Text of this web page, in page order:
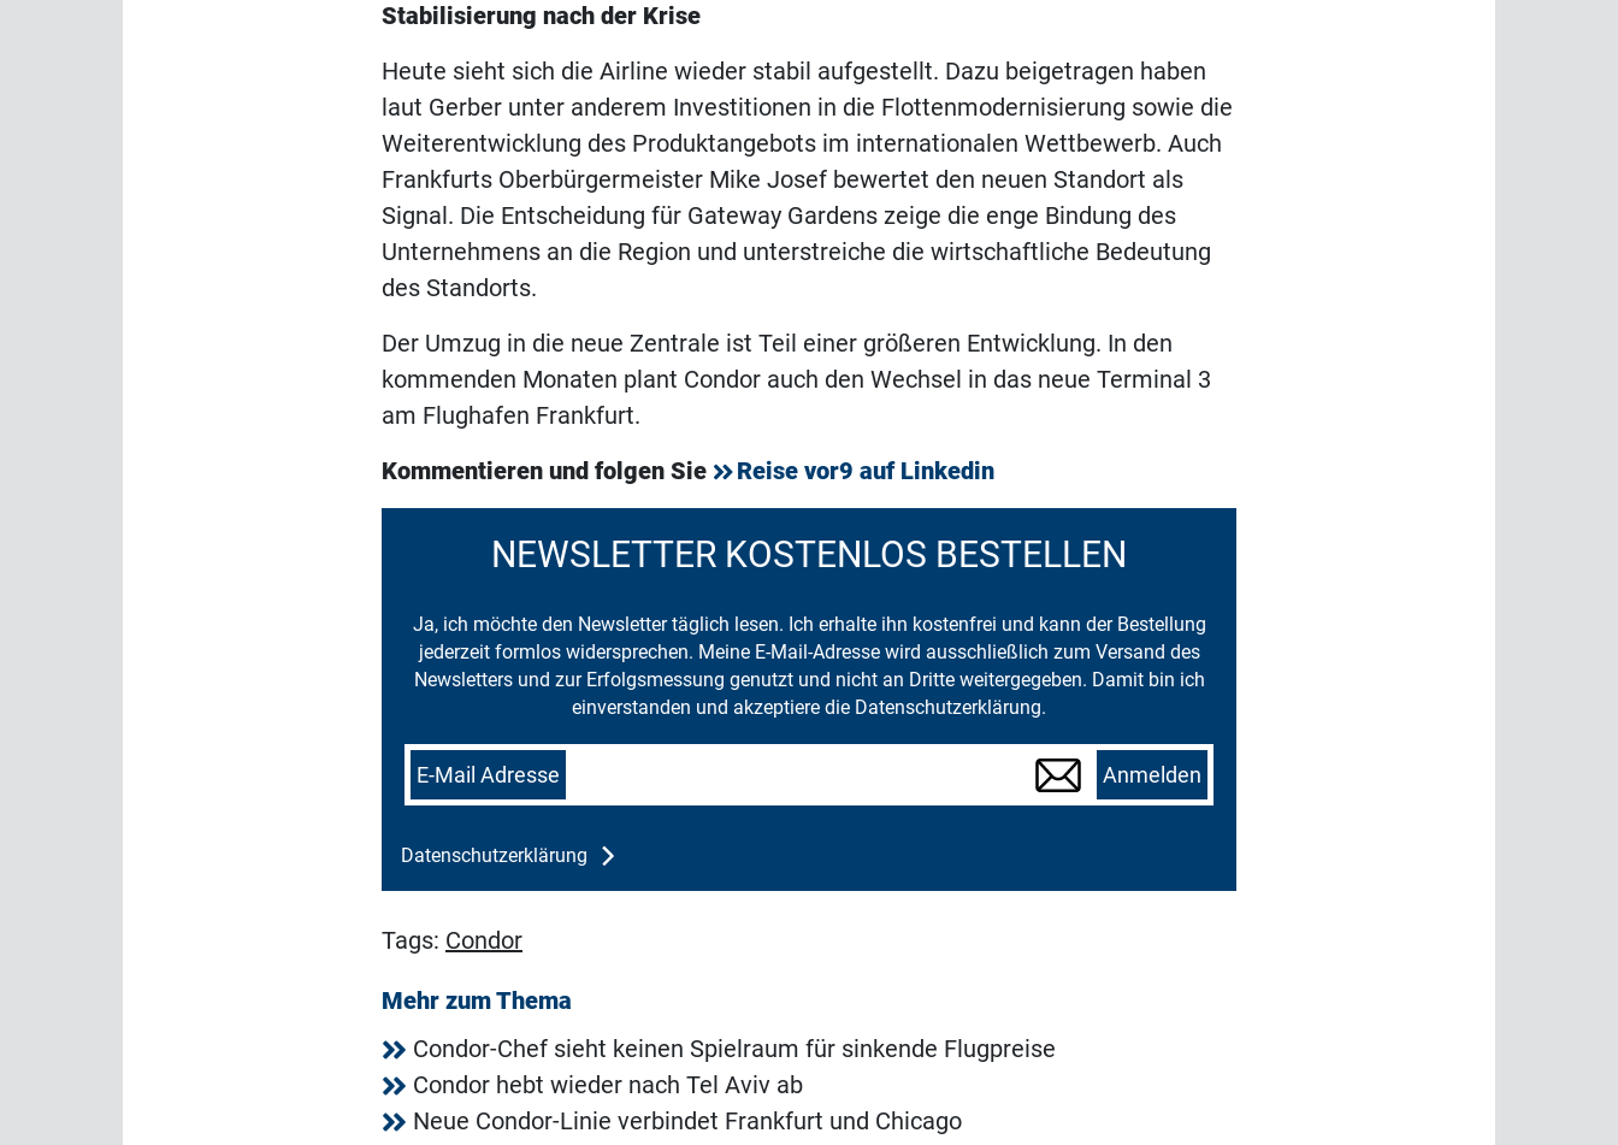
Stabilisierung nach der Krise
Heute sieht sich die Airline wieder stabil aufgestellt. Dazu beigetragen haben
laut Gerber unter anderem Investitionen in die Flottenmodernisierung sowie die
Weiterentwicklung des Produktangebots im internationalen Wettbewerb. Auch
Frankfurts Oberbürgermeister Mike Josef bewertet den neuen Standort als
Signal. Die Entscheidung für Gateway Gardens zeige die enge Bindung des
Unternehmens an die Region und unterstreiche die wirtschaftliche Bedeutung
des Standorts.
Der Umzug in die neue Zentrale ist Teil einer größeren Entwicklung. In den
kommenden Monaten plant Condor auch den Wechsel in das neue Terminal 3
am Flughafen Frankfurt.
Kommentieren und folgen Sie
Reise vor9 auf Linkedin
NEWSLETTER KOSTENLOS BESTELLEN
Ja, ich möchte den Newsletter täglich lesen. Ich erhalte ihn kostenfrei und kann der Bestellung
jederzeit formlos widersprechen. Meine E-Mail-Adresse wird ausschließlich zum Versand des
Newsletters und zur Erfolgsmessung genutzt und nicht an Dritte weitergegeben. Damit bin ich
einverstanden und akzeptiere die Datenschutzerklärung.
E-Mail Adresse Anmelden
Datenschutzerklärung
Tags: Condor
Mehr zum Thema
Condor-Chef sieht keinen Spielraum für sinkende Flugpreise
Condor hebt wieder nach Tel Aviv ab
Neue Condor-Linie verbindet Frankfurt und Chicago